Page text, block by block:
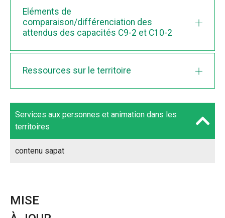
Eléments de
comparaison/différenciation des
attendus des capacités C9-2 et C10-2
Ressources sur le territoire
Services aux personnes et animation dans les
territoires
contenu sapat
MISE